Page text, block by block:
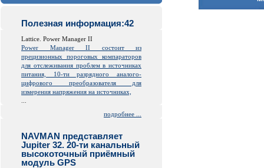
Полезная информация:42
Lattice. Power Manager II
Power Manager II состоит из
прецизионных пороговых компараторов
для отслеживания проблем в источниках
питания, 10-ти разрядного аналого-
цифрового преобразователя для
измерения напряжения на источниках,
подробнее ...
NAVMAN представляет
Jupiter 32. 20-ти канальный
высокоточный приёмный
модуль GPS